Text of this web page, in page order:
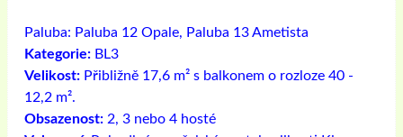
Paluba: Paluba 12 Opale, Paluba 13 Ametista
Kategorie: BL3
Velikost: Přibližně 17,6 m² s balkonem o rozloze 40 -
12,2 m².
Obsazenost: 2, 3 nebo 4 hosté